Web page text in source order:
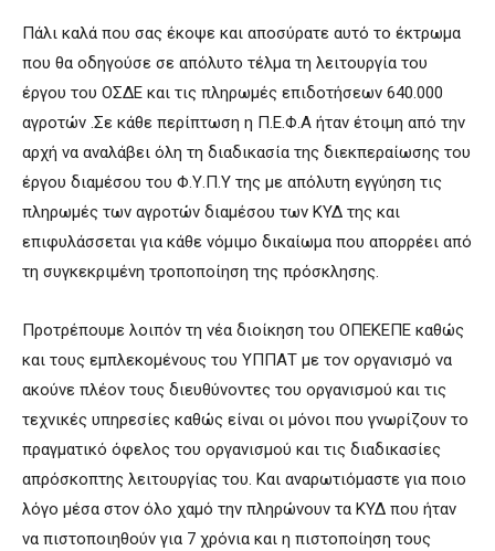
Πάλι καλά που σας έκοψε και αποσύρατε αυτό το έκτρωμα
που θα οδηγούσε σε απόλυτο τέλμα τη λειτουργία του
έργου του ΟΣΔΕ και τις πληρωμές επιδοτήσεων 640.000
αγροτών .Σε κάθε περίπτωση η Π.Ε.Φ.Α ήταν έτοιμη από την
αρχή να αναλάβει όλη τη διαδικασία της διεκπεραίωσης του
έργου διαμέσου του Φ.Υ.Π.Υ της με απόλυτη εγγύηση τις
πληρωμές των αγροτών διαμέσου των ΚΥΔ της και
επιφυλάσσεται για κάθε νόμιμο δικαίωμα που απορρέει από
τη συγκεκριμένη τροποποίηση της πρόσκλησης.
Προτρέπουμε λοιπόν τη νέα διοίκηση του ΟΠΕΚΕΠΕ καθώς
και τους εμπλεκομένους του ΥΠΠΑΤ με τον οργανισμό να
ακούνε πλέον τους διευθύνοντες του οργανισμού και τις
τεχνικές υπηρεσίες καθώς είναι οι μόνοι που γνωρίζουν το
πραγματικό όφελος του οργανισμού και τις διαδικασίες
απρόσκοπτης λειτουργίας του. Και αναρωτιόμαστε για ποιο
λόγο μέσα στον όλο χαμό την πληρώνουν τα ΚΥΔ που ήταν
να πιστοποιηθούν για 7 χρόνια και η πιστοποίηση τους